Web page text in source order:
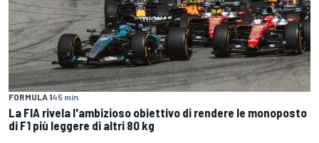
FORMULA 145 min
La FIA rivela l'ambizioso obiettivo di rendere le monoposto
di F1 più leggere di altri 80 kg